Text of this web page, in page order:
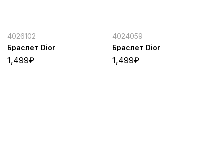
4026102
Браслет Dior
1,499₽
4024059
Браслет Dior
1,499₽